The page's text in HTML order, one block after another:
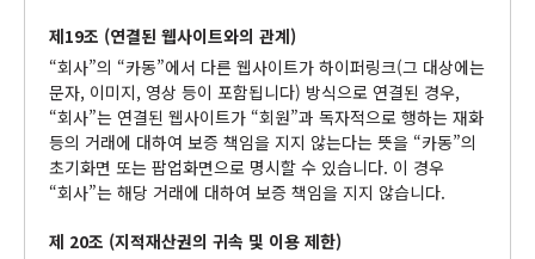
제19조 (연결된 웹사이트와의 관계)
“회사”의 “카동”에서 다른 웹사이트가 하이퍼링크(그 대상에는
문자, 이미지, 영상 등이 포함됩니다) 방식으로 연결된 경우,
“회사”는 연결된 웹사이트가 “회원”과 독자적으로 행하는 재화
등의 거래에 대하여 보증 책임을 지지 않는다는 뜻을 “카동”의
초기화면 또는 팝업화면으로 명시할 수 있습니다. 이 경우
“회사”는 해당 거래에 대하여 보증 책임을 지지 않습니다.
제 20조 (지적재산권의 귀속 및 이용 제한)